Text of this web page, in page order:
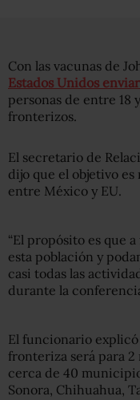
Con las vacunas de
Estados Unidos
personas de entre 18
fronterizos.
El secretario de
dijo que el objetivo
entre México y EU.
“El propósito es que
esta población y
casi todas las
durante la
El funcionario
fronteriza será para 2
cerca de 40
Sonora, Chihuahua,